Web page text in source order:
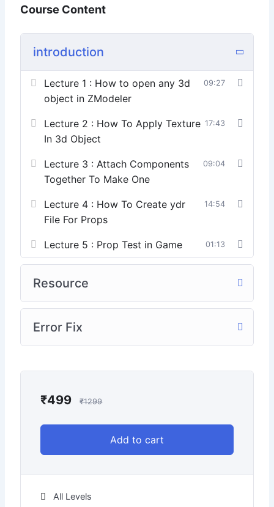
3d Max Paid सॉफ्टवेयर है पर अगर आप Student हो तो
Course Content
introduction
Lecture 1 : How to open any 3d
object in ZModeler
09:27
Lecture 2 : How To Apply Texture
In 3d Object
17:43
Lecture 3 : Attach Components
Together To Make One
09:04
Lecture 4 : How To Create ydr
File For Props
14:54
Lecture 5 : Prop Test in Game 01:13
Resource
Error Fix
₹499 ₹1299
Add to cart
All Levels